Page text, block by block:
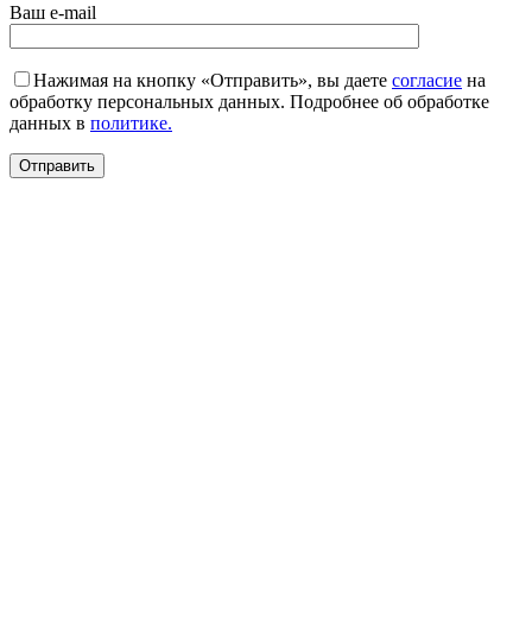
Ваш e-mail
Нажимая на кнопку «Отправить», вы даете согласие на
обработку персональных данных. Подробнее об обработке
данных в политике.